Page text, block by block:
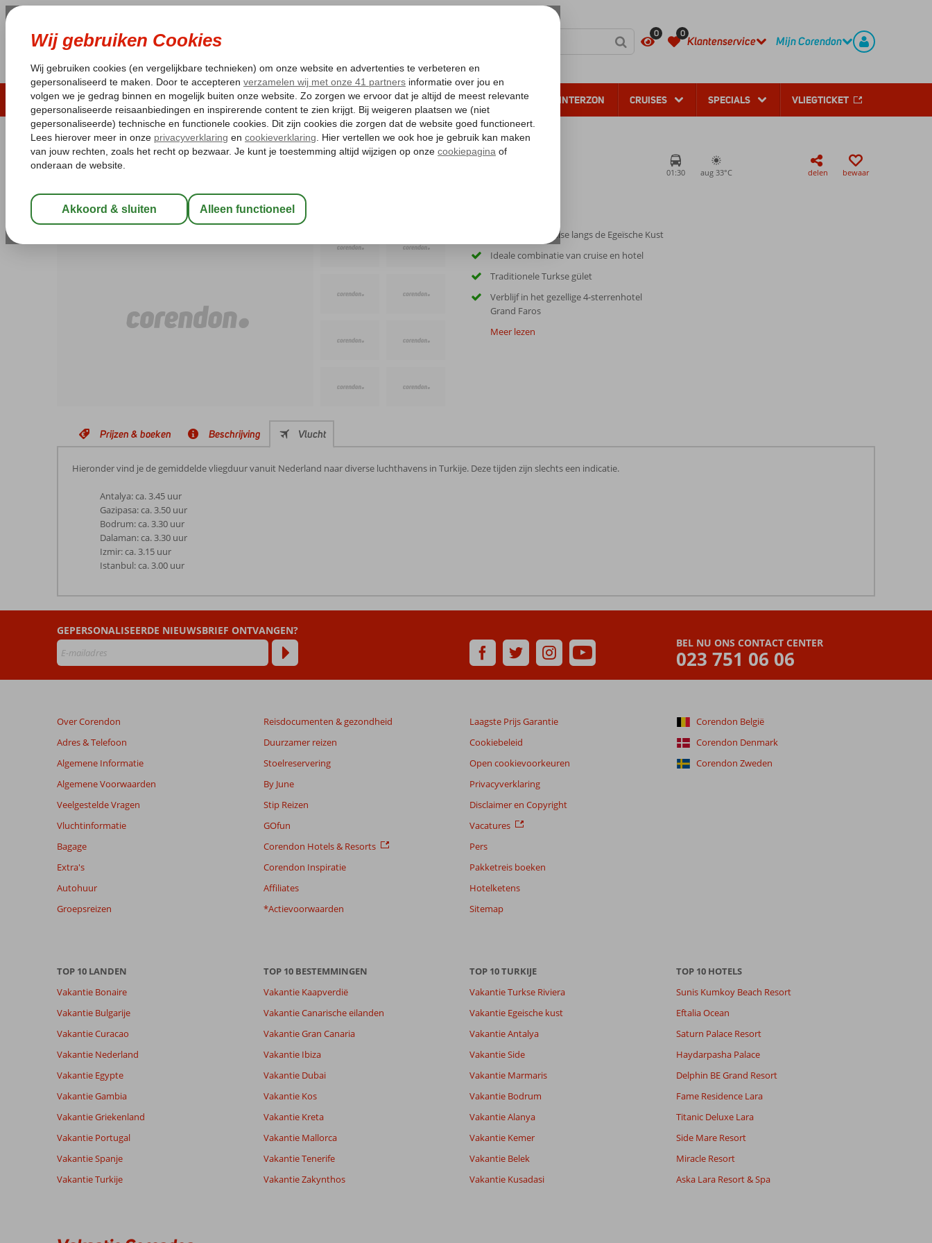
0 0
Klantenservice Mijn Corendon
LAST MINUTE ZOMER 2026 ZONVAKANTIE VERRE REIZEN ALL INCLUSIVE WINTERZON CRUISES SPECIALS VLIEGTICKET
Pakketgarantie Laagsteprijsgarantie* Gratis annuleren*
Home
Turkije Egeische kust
Blue Cruise & Grand Faros
Zie beschrijving
01:30 aug 33°C delen bewaar
Schitterende cruise langs de Egeïsche Kust
Ideale combinatie van cruise en hotel
Traditionele Turkse gület
Verblijf in het gezellige 4-sterrenhotel
Grand Faros
Meer lezen
Prijzen & boeken Beschrijving Vlucht
Hieronder vind je de gemiddelde vliegduur vanuit Nederland naar diverse luchthavens in Turkije. Deze tijden zijn slechts een indicatie.
Antalya: ca. 3.45 uur
Gazipasa: ca. 3.50 uur
Bodrum: ca. 3.30 uur
Dalaman: ca. 3.30 uur
Izmir: ca. 3.15 uur
Istanbul: ca. 3.00 uur
door
onze
klanten
in
Blue
&
Grand
Beoordelingen
maanden
weergegeven
de
relevantie
de
getoonde
te
garanderen.
info
over
beoordelingen.
BEL NU ONS CONTACT CENTER
023 751 06 06
GEPERSONALISEERDE NIEUWSBRIEF ONTVANGEN?
Over Corendon
Adres & Telefoon
Algemene Informatie
Algemene Voorwaarden
Veelgestelde Vragen
Vluchtinformatie
Bagage
Extra's
Autohuur
Groepsreizen
Reisdocumenten & gezondheid
Duurzamer reizen
Stoelreservering
By June
Stip Reizen
GOfun
Corendon Hotels & Resorts
Corendon Inspiratie
Affiliates
*Actievoorwaarden
Laagste Prijs Garantie
Cookiebeleid
Open cookievoorkeuren
Privacyverklaring
Disclaimer en Copyright
Vacatures
Pers
Pakketreis boeken
Hotelketens
Sitemap
Corendon België
Corendon Denmark
Corendon Zweden
TOP 10 LANDEN
Vakantie Bonaire
Vakantie Bulgarije
Vakantie Curacao
Vakantie Nederland
Vakantie Egypte
Vakantie Gambia
Vakantie Griekenland
Vakantie Portugal
Vakantie Spanje
Vakantie Turkije
TOP 10 BESTEMMINGEN
Vakantie Kaapverdië
Vakantie Canarische eilanden
Vakantie Gran Canaria
Vakantie Ibiza
Vakantie Dubai
Vakantie Kos
Vakantie Kreta
Vakantie Mallorca
Vakantie Tenerife
Vakantie Zakynthos
TOP 10 TURKIJE
Vakantie Turkse Riviera
Vakantie Egeische kust
Vakantie Antalya
Vakantie Side
Vakantie Marmaris
Vakantie Bodrum
Vakantie Alanya
Vakantie Kemer
Vakantie Belek
Vakantie Kusadasi
TOP 10 HOTELS
Sunis Kumkoy Beach Resort
Eftalia Ocean
Saturn Palace Resort
Haydarpasha Palace
Delphin BE Grand Resort
Fame Residence Lara
Titanic Deluxe Lara
Side Mare Resort
Miracle Resort
Aska Lara Resort & Spa